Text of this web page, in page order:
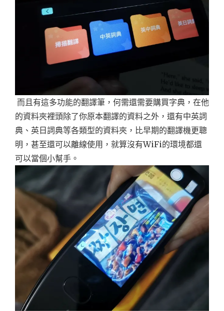
而且有這多功能的翻譯筆，何需還需要購買字典，在他
的資料夾裡頭除了你原本翻譯的資料之外，還有中英詞
典、英日詞典等各類型的資料夾，比早期的翻譯機更聰
明，甚至還可以離線使用，就算沒有WiFi的環境都還
可以當個小幫手。